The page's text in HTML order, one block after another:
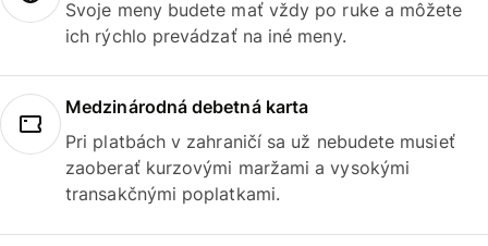
Svoje meny budete mať vždy po ruke a môžete
ich rýchlo prevádzať na iné meny.
Medzinárodná debetná karta
Pri platbách v zahraničí sa už nebudete musieť
zaoberať kurzovými maržami a vysokými
transakčnými poplatkami.